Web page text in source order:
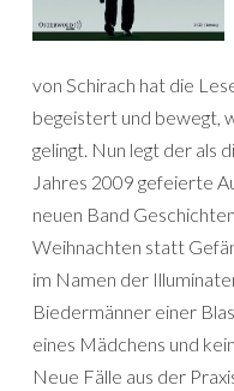
von Schirach hat die
begeistert und bewegt,
gelingt. Nun legt der als
Jahres 2009 gefeierte
neuen Band
Weihnachten statt
im Namen der
Biedermänner einer
eines Mädchens und
Neue Fälle aus der